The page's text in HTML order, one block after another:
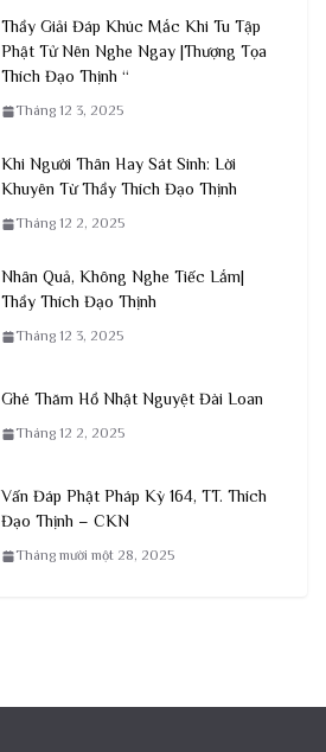
Thầy Giải Đáp Khúc Mắc Khi Tu Tập
Phật Tử Nên Nghe Ngay |Thượng Tọa
Thích Đạo Thịnh “
Tháng 12 3, 2025
Khi Người Thân Hay Sát Sinh: Lời
Khuyên Từ Thầy Thích Đạo Thịnh
Tháng 12 2, 2025
Nhân Quả, Không Nghe Tiếc Lắm|
Thầy Thích Đạo Thịnh
Tháng 12 3, 2025
Ghé Thăm Hồ Nhật Nguyệt Đài Loan
Tháng 12 2, 2025
Vấn Đáp Phật Pháp Kỳ 164, TT. Thích
Đạo Thịnh – CKN
Tháng mười một 28, 2025